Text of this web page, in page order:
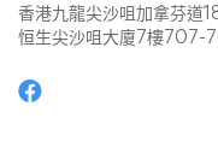
香港九龍尖沙咀加拿芬道
恒生尖沙咀大廈7樓707-